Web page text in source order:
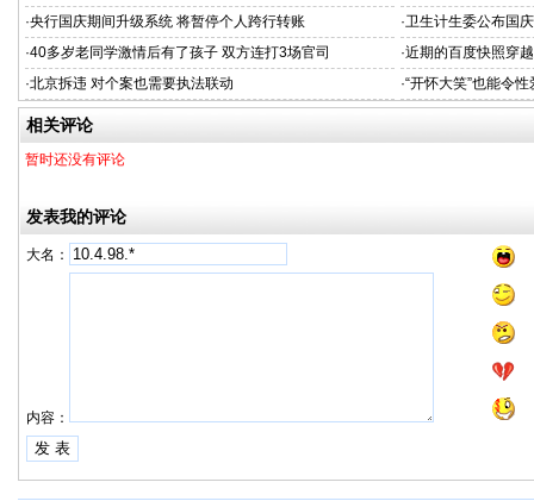
·央行国庆期间升级系统 将暂停个人跨行转账 ·卫生计生委公布国
·40多岁老同学激情后有了孩子 双方连打3场官司 ·近期的百度快照穿
·北京拆违 对个案也需要执法联动 ·“开怀大笑”也能令
相关评论
暂时还没有评论
发表我的评论
大名：
内容：